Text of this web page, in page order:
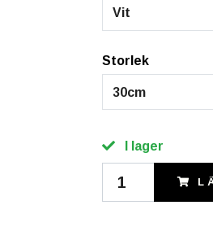
Vit
Storlek
30cm
I lager